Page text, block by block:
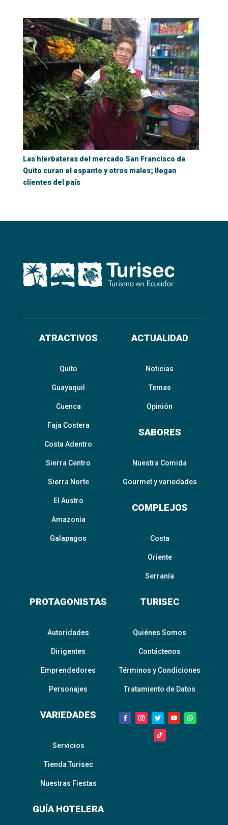
Las hierbateras del mercado San Francisco de
Quito curan el espanto y otros males; llegan
clientes del país
ATRACTIVOS
Quito
Guayaquil
Cuenca
Faja Costera
Costa Adentro
Sierra Centro
Sierra Norte
El Austro
Amazonia
Galapagos
ACTUALIDAD
Noticias
Temas
Opinión
SABORES
Nuestra Comida
Gourmet y variedades
COMPLEJOS
Costa
Oriente
Serranía
PROTAGONISTAS
Autoridades
Dirigentes
Emprendedores
Personajes
VARIEDADES
Servicios
Tienda Turisec
Nuestras Fiestas
GUÍA HOTELERA
TURISEC
Quiénes Somos
Contáctenos
Términos y Condiciones
Tratamiento de Datos